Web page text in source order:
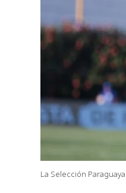
La Selección